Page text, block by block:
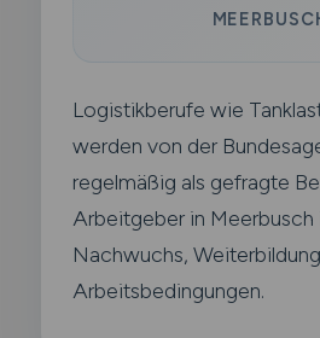
Logistikberufe wie
werden von der
regelmäßig als gefragte
Arbeitgeber in Meerbusch
Nachwuchs,
Arbeitsbedingungen.